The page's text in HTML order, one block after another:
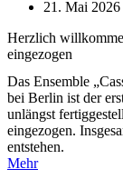
21. Mai 2026
Herzlich
eingezogen
Das Ensemble
bei Berlin ist der
unlängst
eingezogen.
entstehen.
Mehr